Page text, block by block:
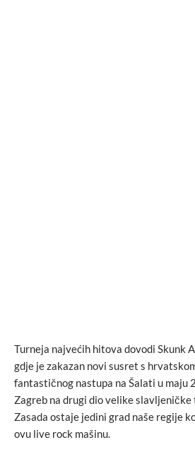
Turneja najvećih hitova dovodi Skunk
gdje je zakazan novi susret s
fantastičnog nastupa na Šalati u maju
Zagreb na drugi dio velike
Zasada ostaje jedini grad naše regije
ovu live rock mašinu.